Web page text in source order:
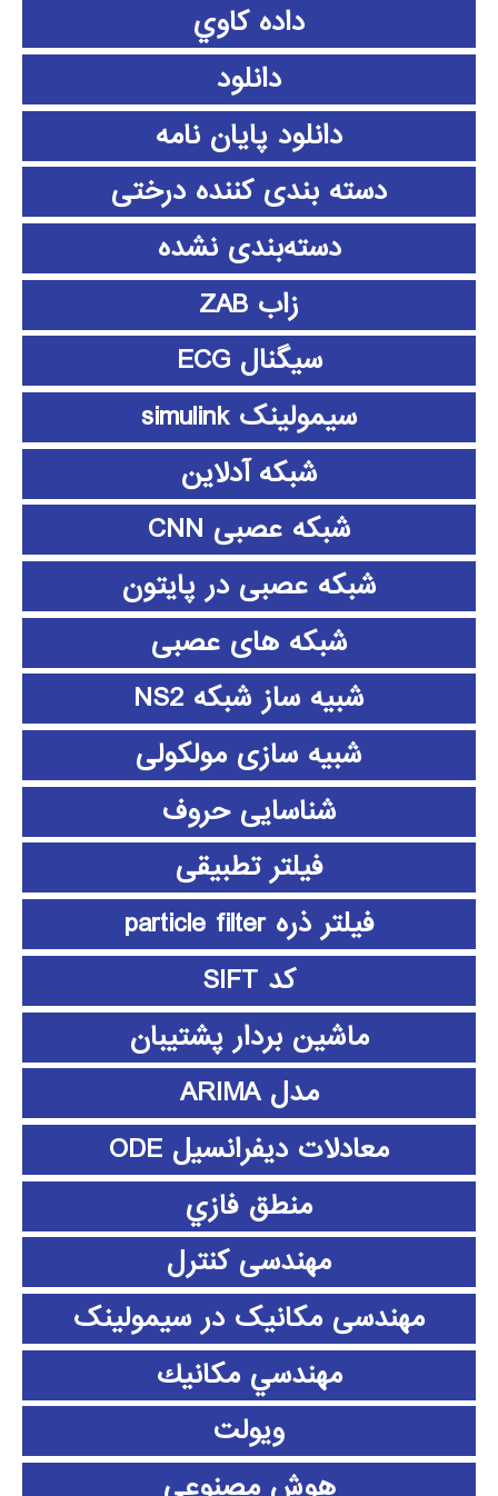
داده كاوي
دانلود
دانلود پايان نامه
دسته بندی کننده درختی
دسته‌بندی نشده
زاب ZAB
سیگنال ECG
سیمولینک simulink
شبکه آدلاین
شبکه عصبی CNN
شبکه عصبی در پایتون
شبکه های عصبی
شبیه ساز شبکه NS2
شبیه سازی مولکولی
شناسایی حروف
فیلتر تطبیقی
فیلتر ذره particle filter
کد SIFT
ماشین بردار پشتیبان
مدل ARIMA
معادلات دیفرانسیل ODE
منطق فازي
مهندسی کنترل
مهندسی مکانیک در سیمولینک
مهندسي مكانيك
ویولت
هوش مصنوعی